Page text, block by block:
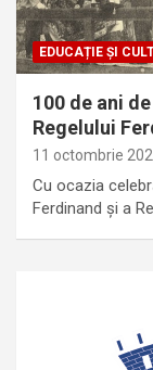
EDUCAȚIE ȘI
100 de ani
Regelului
11 octombrie
Cu ocazia
Ferdinand și a